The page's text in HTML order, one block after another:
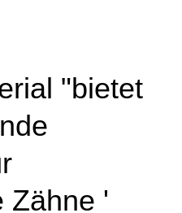
"bietet
Zähne '